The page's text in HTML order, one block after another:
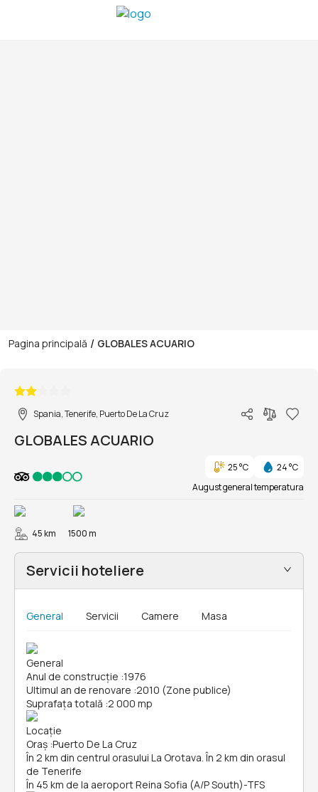
Pagina principală / GLOBALES ACUARIO
Spania, Tenerife, Puerto De La Cruz
GLOBALES ACUARIO
25 °C
24 °C
August general temperatura
45 km 1500 m
Servicii hoteliere
General Servicii Camere Masa
General
Anul de construcție :1976
Ultimul an de renovare :2010 (Zone publice)
Suprafața totală :2 000 mp
Locație
Oraș :Puerto De La Cruz
În 2 km din centrul orasului La Orotava. În 2 km din orasul
de Tenerife
În 45 km de la aeroport Reina Sofia (A/P South)-TFS